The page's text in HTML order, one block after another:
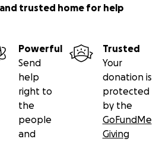
trusted home for help
Powerful
Send
help
right to
the
people
and
Trusted
Your
donation is
protected
by the
GoFundMe
Giving